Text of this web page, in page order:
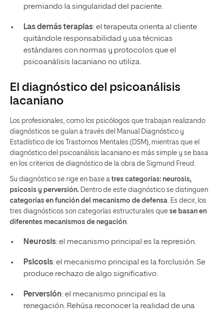
premiando la singularidad del paciente.
Las demás terapias: el terapeuta orienta al cliente
quitándole responsabilidad y usa técnicas
estándares con normas y protocolos que el
psicoanálisis lacaniano no utiliza.
El diagnóstico del psicoanálisis
lacaniano
Los profesionales, como los psicólogos que trabajan realizando
diagnósticos se guían a través del Manual Diagnóstico y
Estadístico de los Trastornos Mentales (DSM), mientras que el
diagnóstico del psicoanálisis lacaniano es más simple y se basa
en los criterios de diagnóstico de la obra de Sigmund Freud.
Su diagnóstico se rige en base a tres categorías: neurosis,
psicosis y perversión. Dentro de este diagnóstico se distinguen
categorías en función del mecanismo de defensa. Es decir, los
tres diagnósticos son categorías estructurales que se basan en
diferentes mecanismos de negación.
Neurosis: el mecanismo principal es la represión.
Psicosis: el mecanismo principal es la forclusión. Se
produce rechazo de algo significativo.
Perversión: el mecanismo principal es la
renegación. Rehúsa reconocer la realidad de una